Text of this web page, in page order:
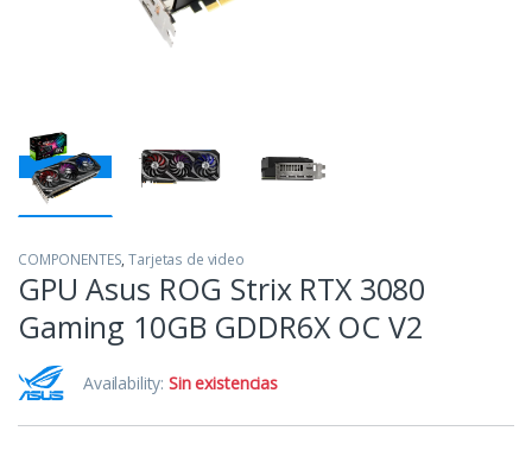
COMPONENTES,Tarjetas de video
GPU Asus ROG Strix RTX 3080
Gaming 10GB GDDR6X OC V2
Availability:Sin existencias